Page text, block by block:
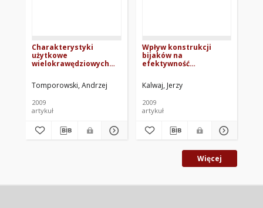
Charakterystyki
użytkowe
wielokrawędziowych
pszenicy. Część II.
Wyniki badań
Tomporowski, Andrzej
2009
artykuł
Wpływ konstrukcji
bijaków na
efektywność
udarowego ziarna zbóż
Kalwaj, Jerzy
2009
artykuł
Więcej